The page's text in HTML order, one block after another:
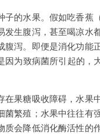
的水果。假如吃香蕉
生腹泻，甚至喝凉水
泻。即便是消化功能
因为致病菌所引起的，
在果糖吸收障碍，水果
繁殖；水果中往往有
会降低消化酶活性的